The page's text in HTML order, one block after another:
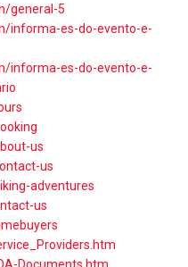
general-5
informa-es-do-evento-e-
informa-es-do-evento-e-
us
us
adventures
us
Documents.htm